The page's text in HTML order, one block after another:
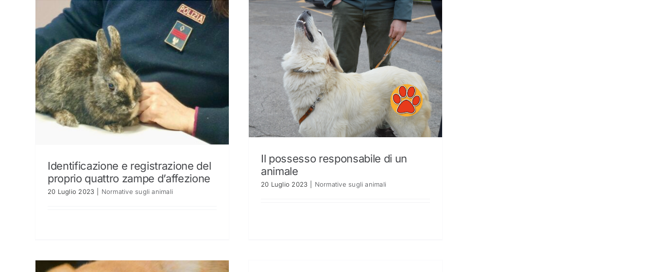
Identificazione e registrazione del
proprio quattro zampe d’affezione
20 Luglio 2023 Normative sugli animali
Il possesso responsabile di un
animale
20 Luglio 2023 Normative sugli animali